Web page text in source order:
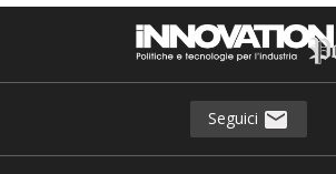
Seguici